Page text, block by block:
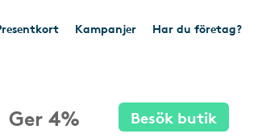
Kampanjer Har du företag?
Ger 4% Besök butik